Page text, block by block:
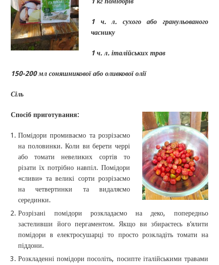
1 ч. л. сухого або гранульованого
часнику
1 ч. л. італійських трав
150-200 мл соняшникової або оливкової олії
Сіль
Спосіб приготування:
Помідори промиваємо та розрізаємо
на половинки. Коли ви берети черрі
або томати невеликих сортів то
різати їх потрібно навпіл. Помідори
«сливи» та великі сорти розрізаємо
на четвертинки та видаляємо
серединки.
Розрізані помідори розкладаємо на деко, попередньо
застеливши його пергаментом. Якщо ви збираєтесь в’ялити
помідори в електросушарці то просто розкладіть томати на
піддони.
Розкладенні помідори посоліть, посипте італійськими травами